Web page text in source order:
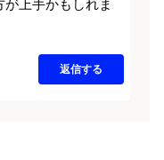
上手かもしれま
返信する